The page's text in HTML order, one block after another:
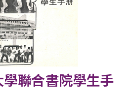
聯合書院學生手